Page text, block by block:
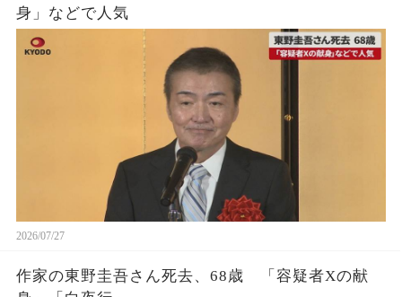
身」などで人気
2026/07/27
作家の東野圭吾さん死去、68歳 「容疑者Xの献